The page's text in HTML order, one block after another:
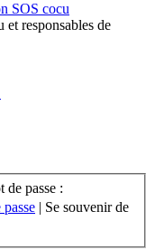
SOS cocu
et responsables de
de passe :
| Se souvenir de